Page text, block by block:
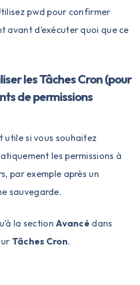
pwd pour confirmer
avant d’exécuter quoi que ce
les Tâches Cron (pour
de permissions
utile si vous souhaitez
les permissions à
par exemple après un
sauvegarde.
la sectionAvancé dans
Tâches Cron.